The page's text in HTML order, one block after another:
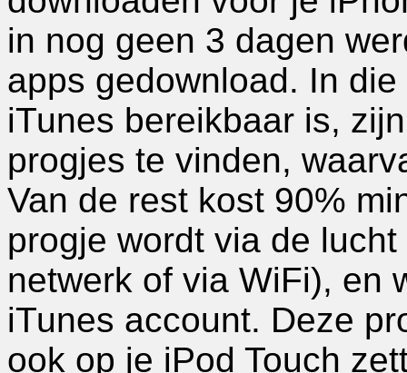
in nog geen 3 dagen
apps gedownload. In
iTunes bereikbaar is,
progjes te vinden,
Van de rest kost 90%
progje wordt via de
netwerk of via WiFi), en
iTunes account. Deze
ook op je iPod Touch